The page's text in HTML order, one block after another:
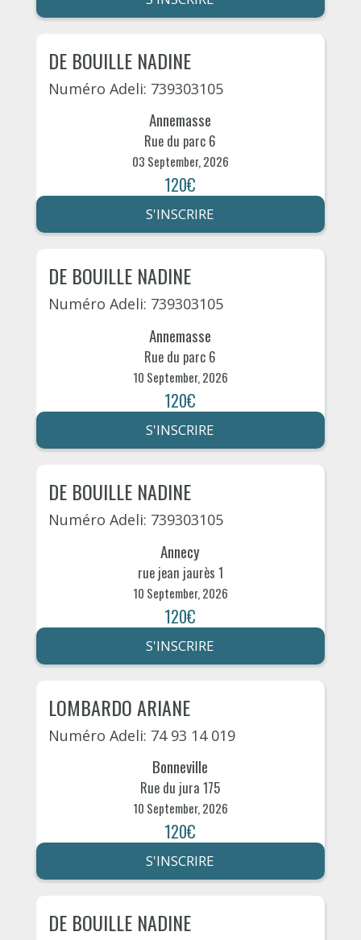
DE BOUILLE NADINE
Numéro Adeli: 739303105
Annemasse
Rue du parc 6
03 September, 2026
120€
S'INSCRIRE
DE BOUILLE NADINE
Numéro Adeli: 739303105
Annemasse
Rue du parc 6
10 September, 2026
120€
S'INSCRIRE
DE BOUILLE NADINE
Numéro Adeli: 739303105
Annecy
rue jean jaurès 1
10 September, 2026
120€
S'INSCRIRE
LOMBARDO ARIANE
Numéro Adeli: 74 93 14 019
Bonneville
Rue du jura 175
10 September, 2026
120€
S'INSCRIRE
DE BOUILLE NADINE